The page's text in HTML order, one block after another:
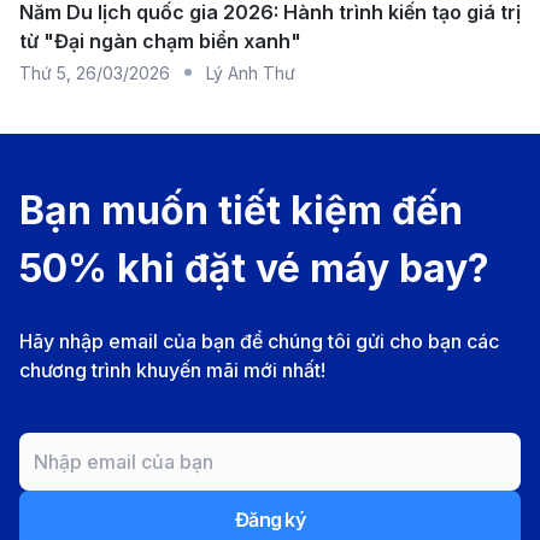
China Southern Airlines - Linh hoạt với các chuyến
bay nối qua Quảng Châu đến Đà Nẵng. (Ảnh: Internet)
sân bay Đà Nẵng
Sân bay quốc tế Phố Đông (PVG)
Năm Du lịch quốc gia 2026: Hành trình kiến tạo giá trị
từ "Đại ngàn chạm biển xanh"
Thứ 5 26/03/2026 Lý Anh Thư
Bạn muốn tiết kiệm đến
50% khi đặt vé máy bay?
Hãy nhập email của bạn để chúng tôi gửi cho bạn các
chương trình khuyến mãi mới nhất!
Đăng ký